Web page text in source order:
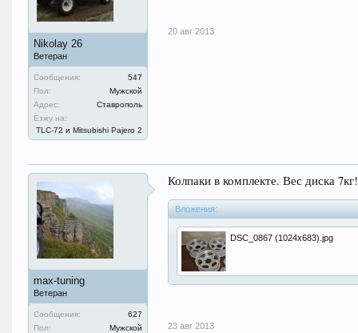
Nikolay 26
Ветеран
Сообщения:
547
Пол:
Мужской
Адрес:
Ставрополь
Езжу на:
TLC-72 и Mitsubishi Pajero 2
20 авг 2013
max-tuning
Ветеран
Сообщения:
627
Пол:
Мужской
Колпаки в комплекте. Вес диска
Вложения:
DSC_0867 (1024x683).jpg
23 авг 2013